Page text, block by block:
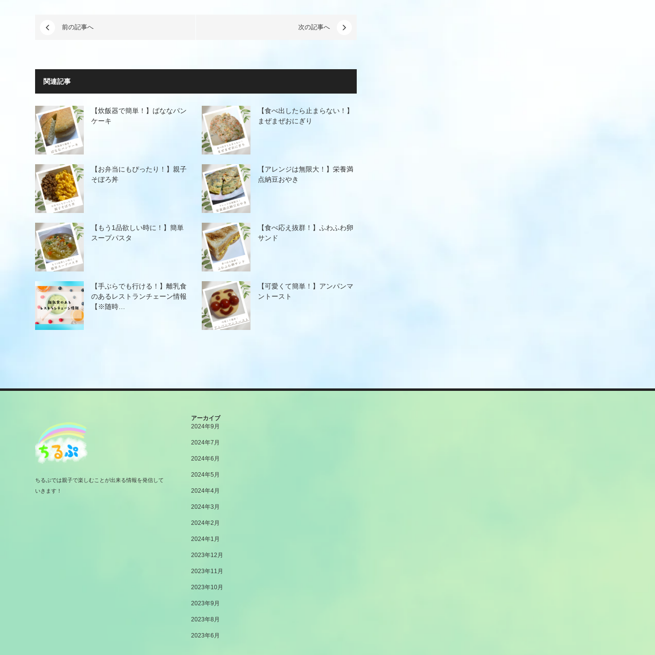
前の記事へ 次の記事へ
関連記事
【炊飯器で簡単！】ばななパン
ケーキ
【食べ出したら止まらない！】
まぜまぜおにぎり
【お弁当にもぴったり！】親子
そぼろ丼
【アレンジは無限大！】栄養満
点納豆おやき
【もう1品欲しい時に！】簡単
スープパスタ
【食べ応え抜群！】ふわふわ卵
サンド
【手ぶらでも行ける！】離乳食
のあるレストランチェーン情報
【※随時…
【可愛くて簡単！】アンパンマ
ントースト
アーカイブ
2024年9月
2024年7月
2024年6月
2024年5月
2024年4月
2024年3月
2024年2月
2024年1月
2023年12月
2023年11月
2023年10月
2023年9月
2023年8月
2023年6月
ちるぷでは親子で楽しむことが出来る情報を発信して
いきます！